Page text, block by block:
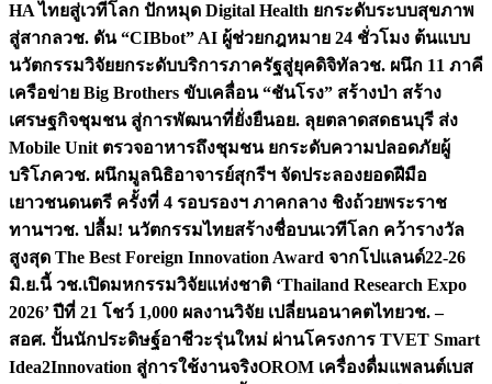
HA ไทยสู่เวทีโลก ปักหมุด Digital Health ยกระดับระบบสุขภาพ
สู่สากลวช. ดัน “CIBbot” AI ผู้ช่วยกฎหมาย 24 ชั่วโมง ต้นแบบ
นวัตกรรมวิจัยยกระดับบริการภาครัฐสู่ยุคดิจิทัลวช. ผนึก 11 ภาคี
เครือข่าย Big Brothers ขับเคลื่อน “ชันโรง” สร้างป่า สร้าง
เศรษฐกิจชุมชน สู่การพัฒนาที่ยั่งยืนอย. ลุยตลาดสดธนบุรี ส่ง
Mobile Unit ตรวจอาหารถึงชุมชน ยกระดับความปลอดภัยผู้
บริโภควช. ผนึกมูลนิธิอาจารย์สุกรีฯ จัดประลองยอดฝีมือ
เยาวชนดนตรี ครั้งที่ 4 รอบรองฯ ภาคกลาง ชิงถ้วยพระราช
ทานฯวช. ปลื้ม! นวัตกรรมไทยสร้างชื่อบนเวทีโลก คว้ารางวัล
สูงสุด The Best Foreign Innovation Award จากโปแลนด์22-26
มิ.ย.นี้ วช.เปิดมหกรรมวิจัยแห่งชาติ ‘Thailand Research Expo
2026’ ปีที่ 21 โชว์ 1,000 ผลงานวิจัย เปลี่ยนอนาคตไทยวช. –
สอศ. ปั้นนักประดิษฐ์อาชีวะรุ่นใหม่ ผ่านโครงการ TVET Smart
Idea2Innovation สู่การใช้งานจริงOROM เครื่องดื่มแพลนต์เบส